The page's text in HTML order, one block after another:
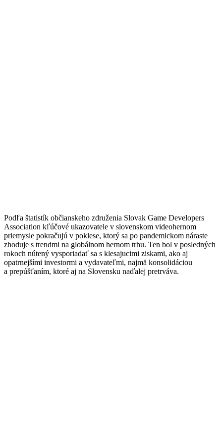
Podľa štatistík občianskeho združenia Slovak Game Developers
Association kľúčové ukazovatele v slovenskom videohernom
priemysle pokračujú v poklese, ktorý sa po pandemickom náraste
zhoduje s trendmi na globálnom hernom trhu. Ten bol v posledných
rokoch nútený vysporiadať sa s klesajucimi ziskami, ako aj
opatrnejšími investormi a vydavateľmi, najmä konsolidáciou
a prepúšťaním, ktoré aj na Slovensku naďalej pretrváva.